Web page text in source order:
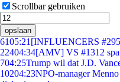
Scrollbar gebruiken
opslaan
6105:21 [INFLUENCERS
22404:34[AMV] VS #1312
704:25Trump wil dat J.D.
10204:23NPO-manager